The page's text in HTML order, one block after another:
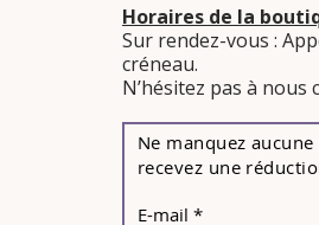
Horaires de la
Sur rendez-vous :
créneau.
​N’hésitez pas à
Ne manquez
recevez une
E-mail